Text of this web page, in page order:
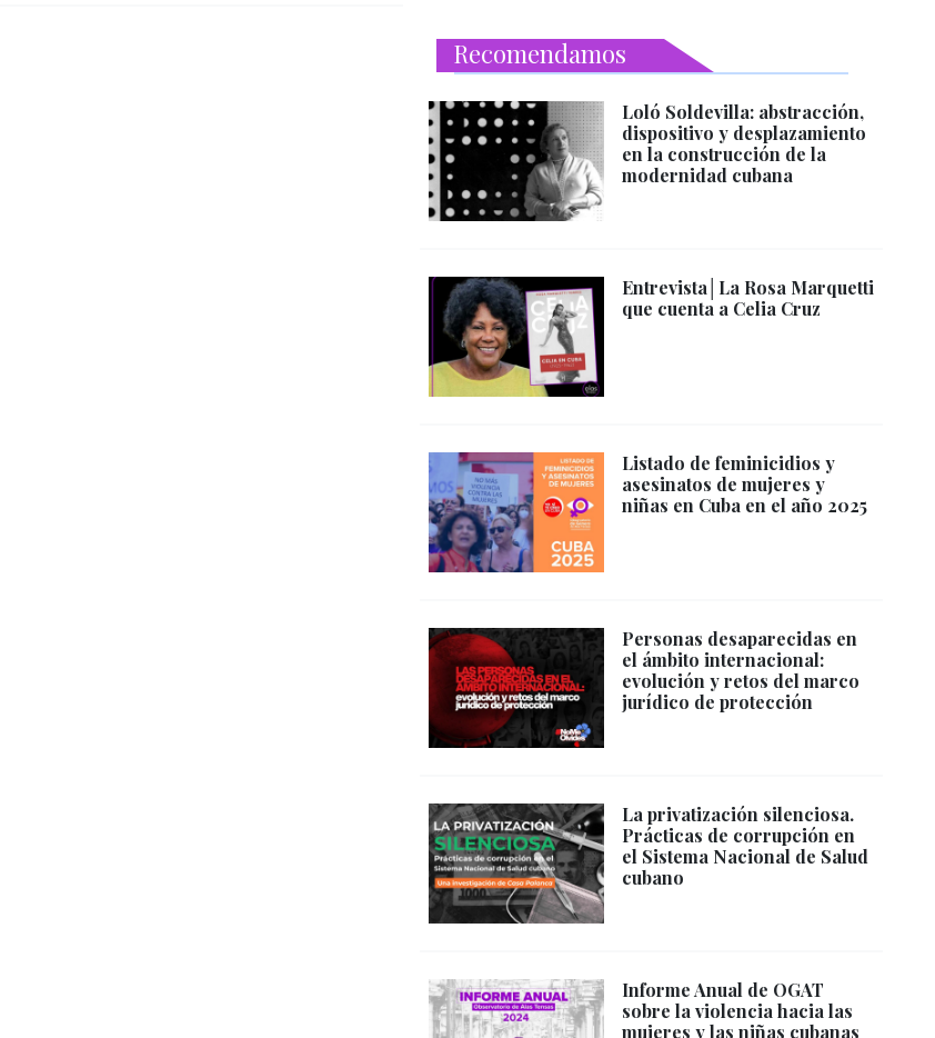
Recomendamos
Loló Soldevilla: abstracción,
dispositivo y desplazamiento
en la construcción de la
modernidad cubana
Entrevista│La Rosa Marquetti
que cuenta a Celia Cruz
Listado de feminicidios y
asesinatos de mujeres y
niñas en Cuba en el año 2025
Personas desaparecidas en
el ámbito internacional:
evolución y retos del marco
jurídico de protección
La privatización silenciosa.
Prácticas de corrupción en
el Sistema Nacional de Salud
cubano
Informe Anual de OGAT
sobre la violencia hacia las
mujeres y las niñas cubanas